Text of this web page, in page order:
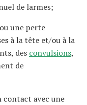
de larmes;
une perte
à la tête et/ou à la
des convulsions,
de
contact avec une